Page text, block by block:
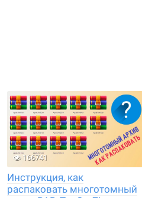
166741
Инструкция, как
распаковать многотомный